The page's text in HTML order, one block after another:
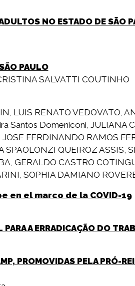
NO ESTADO DE SÃO
PAULO
SALVATTI COUTINHO
, LUIS RENATO VEDOVATO,
Santos Domeniconi, JULIANA
JOSE FERDINANDO RAMOS
SPAOLONZI QUEIROZ ASSIS,
, GERALDO CASTRO
, SOPHIA DAMIANO
en el marco de la COVID-19
A ERRADICAÇÃO DO
PROMOVIDAS PELA PRÓ-